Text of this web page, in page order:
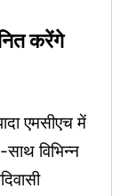
करेंगे
एमसीएच में
विभिन्न